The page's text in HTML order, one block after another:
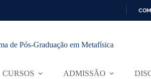
de Pós-Graduação em Metafísica
CURSOS ADMISSÃO